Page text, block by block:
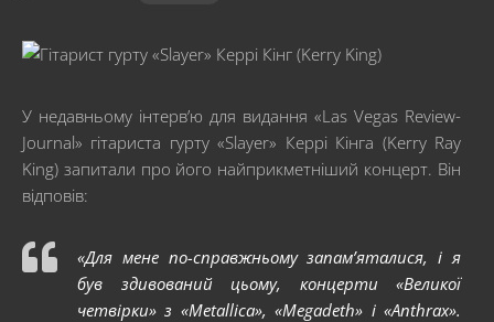
У недавньому інтерв’ю для видання «Las Vegas Review-
Journal» гітариста гурту «Slayer» Керрі Кінга (Kerry Ray
King) запитали про його найприкметніший концерт. Він
відповів:
«Для мене по-справжньому запам’яталися, і я
був здивований цьому, концерти «Великої
четвірки» з «Metallica», «Megadeth» і «Anthrax».